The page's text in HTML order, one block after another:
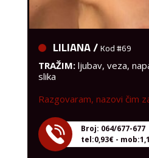
LILIANA /
TRAŽIM:ljubav, veza,
slika
tel:0,93€ -